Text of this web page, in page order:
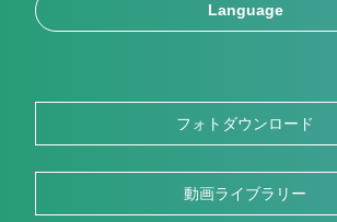
Language
フォトダウンロード
動画ライブラリー